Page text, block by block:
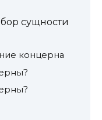
сущности
концерна